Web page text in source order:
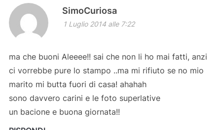
SimoCuriosa
1 Luglio 2014 alle 7:22
ma che buoni Aleeee!! sai che non li ho mai fatti, anzi
ci vorrebbe pure lo stampo ..ma mi rifiuto se no mio
marito mi butta fuori di casa! ahahah
sono davvero carini e le foto superlative
un bacione e buona giornata!!